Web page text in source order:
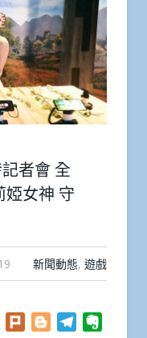
者會 全
婭女神 守
新聞動態, 遊戲
Facebook
Plurk BloggerTelegram